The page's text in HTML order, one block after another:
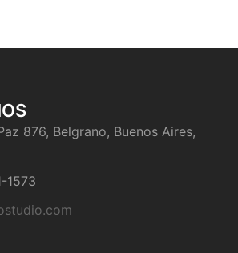
876, Belgrano, Buenos Aires,
1573